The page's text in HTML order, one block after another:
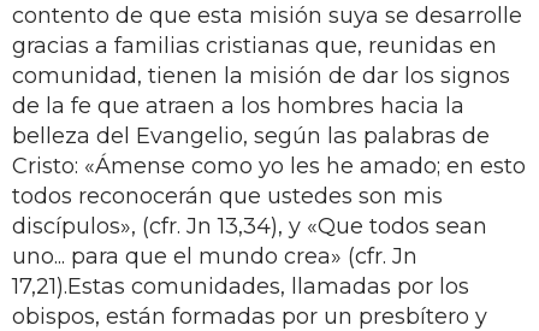
contento de que esta misión suya se desarrolle
gracias a familias cristianas que, reunidas en
comunidad, tienen la misión de dar los signos
de la fe que atraen a los hombres hacia la
belleza del Evangelio, según las palabras de
Cristo: «Ámense como yo les he amado; en esto
todos reconocerán que ustedes son mis
discípulos», (cfr. Jn 13,34), y «Que todos sean
uno... para que el mundo crea» (cfr. Jn
17,21).Estas comunidades, llamadas por los
obispos, están formadas por un presbítero y